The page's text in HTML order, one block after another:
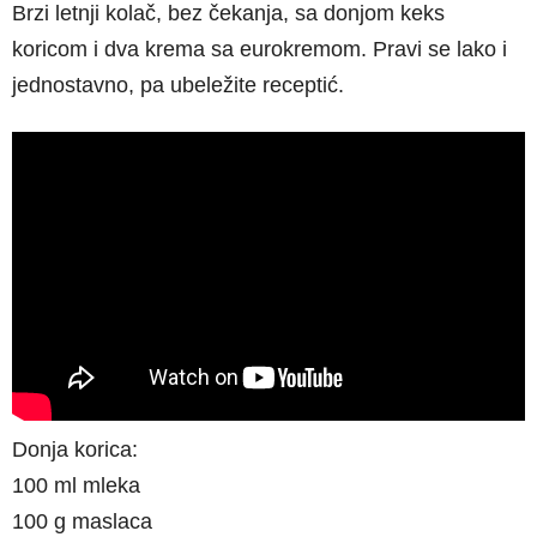
Brzi letnji kolač, bez čekanja, sa donjom keks
koricom i dva krema sa eurokremom. Pravi se lako i
jednostavno, pa ubeležite receptić.
Donja korica:
100 ml mleka
100 g maslaca